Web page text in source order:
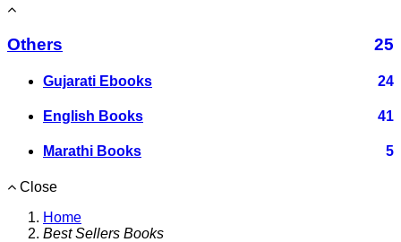
Others 25
Gujarati Ebooks 24
English Books 41
Marathi Books 5
Close
Home
Best Sellers Books